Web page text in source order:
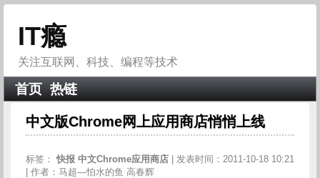
IT瘾
关注互联网、科技、编程等技术
首页 热链
中文版Chrome网上应用商店悄悄上线
标签：快报 中文Chrome应用商店
| 发表时间：2011-10-18 10:21
| 作者：马超—怕水的鱼 高春辉